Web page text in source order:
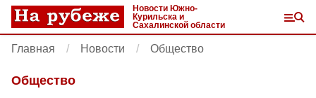
Новости Южно-
Курильска и
Сахалинской области
Главная Новости Общество
Общество